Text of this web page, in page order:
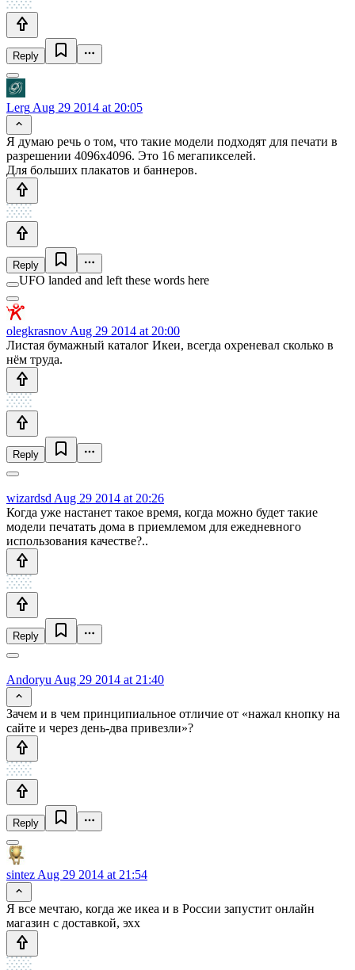
Reply
Lerg Aug 29 2014 at 20:05
Я думаю речь о том, что такие модели подходят для печати в
разрешении 4096x4096. Это 16 мегапикселей.
Для больших плакатов и баннеров.
Reply
UFO landed and left these words here
olegkrasnov Aug 29 2014 at 20:00
Листая бумажный каталог Икеи, всегда охреневал сколько в
нём труда.
Reply
wizardsd Aug 29 2014 at 20:26
Когда уже настанет такое время, когда можно будет такие
модели печатать дома в приемлемом для ежедневного
использования качестве?..
Reply
Andoryu Aug 29 2014 at 21:40
Зачем и в чем принципиальное отличие от «нажал кнопку на
сайте и через день-два привезли»?
Reply
sintez Aug 29 2014 at 21:54
Я все мечтаю, когда же икеа и в России запустит онлайн
магазин с доставкой, эхх